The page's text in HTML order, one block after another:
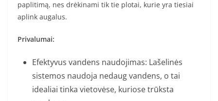
paplitimą, nes drėkinami tik tie plotai, kurie yra tiesiai
aplink augalus.
Privalumai:
Efektyvus vandens naudojimas: Lašelinės
sistemos naudoja nedaug vandens, o tai
idealiai tinka vietovėse, kuriose trūksta